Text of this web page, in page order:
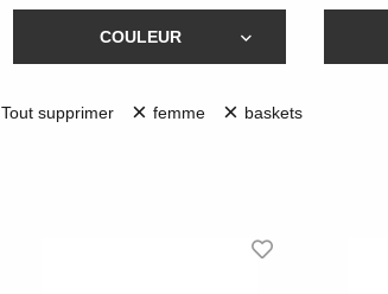
COULEUR
Tout supprimer × femme × baskets